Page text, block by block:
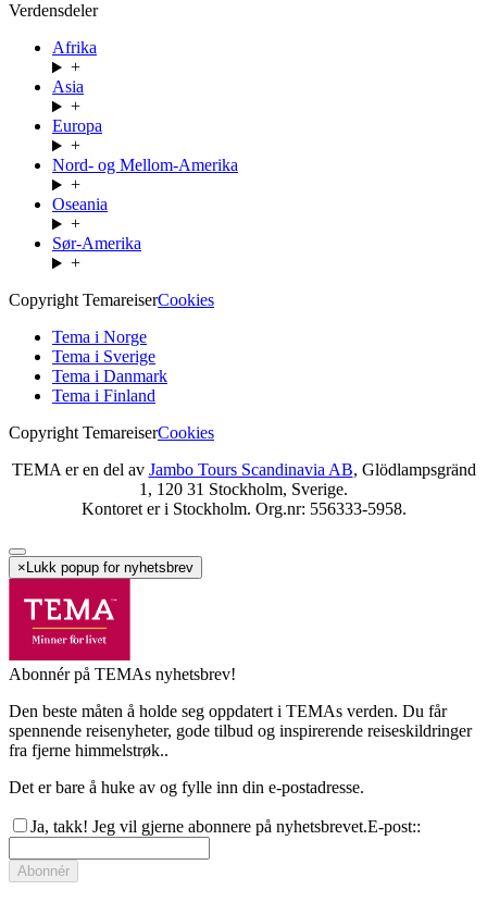
Verdensdeler
Afrika
+
Asia
+
Europa
+
Nord- og Mellom-Amerika
+
Oseania
+
Sør-Amerika
+
Copyright TemareiserCookies
Tema i Norge
Tema i Sverige
Tema i Danmark
Tema i Finland
Copyright TemareiserCookies
TEMA er en del av Jambo Tours Scandinavia AB, Glödlampsgränd
1, 120 31 Stockholm, Sverige.
Kontoret er i Stockholm. Org.nr: 556333-5958.
× Lukk popup for nyhetsbrev
Abonnér på TEMAs nyhetsbrev!
Den beste måten å holde seg oppdatert i TEMAs verden. Du får
spennende reisenyheter, gode tilbud og inspirerende reiseskildringer
fra fjerne himmelstrøk..
Det er bare å huke av og fylle inn din e-postadresse.
Ja, takk! Jeg vil gjerne abonnere på nyhetsbrevet.E-post::
Abonnér